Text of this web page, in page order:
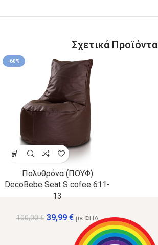
Σχετικά Προϊόντα
-60%
Πολυθρόνα (ΠΟΥΦ)
DecoBebe Seat S cofee 611-
13
100,00€ 39,99 € με ΦΠΑ